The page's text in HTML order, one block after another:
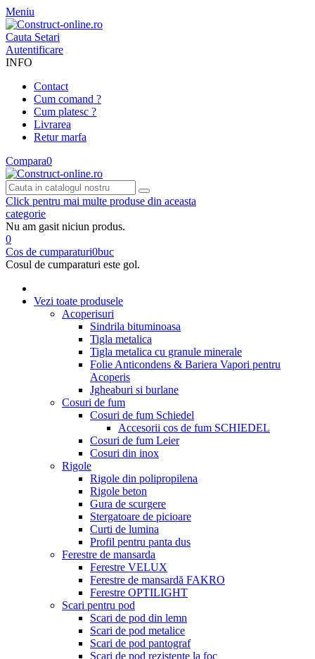
Meniu
Cauta Setari
Autentificare
INFO
Contact
Cum comand ?
Cum platesc ?
Livrarea
Retur marfa
Compara0
Click pentru mai multe produse din aceasta
categorie
Nu am gasit niciun produs.
0
Cos de cumparaturi0buc
Cosul de cumparaturi este gol.
Vezi toate produsele
Acoperisuri
Sindrila bituminoasa
Tigla metalica
Tigla metalica cu granule minerale
Folie Anticondens & Bariera Vapori pentru
Acoperis
Jgheaburi si burlane
Cosuri de fum
Cosuri de fum Schiedel
Accesorii cos de fum SCHIEDEL
Cosuri de fum Leier
Cosuri din inox
Rigole
Rigole din polipropilena
Rigole beton
Gura de scurgere
Stergatoare de picioare
Curti de lumina
Profil pentru panta dus
Ferestre de mansarda
Ferestre VELUX
Ferestre de mansardă FAKRO
Ferestre OPTILIGHT
Scari pentru pod
Scari de pod din lemn
Scari de pod metalice
Scari de pod pantograf
Scari de pod rezistente la foc